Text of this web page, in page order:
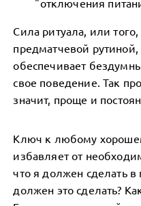
"отключения
Сила ритуала, или
предматчевой
обеспечивает
свое поведение. Так
значит, проще и
Ключ к любому
избавляет от
что я должен сделать в
должен это сделать?